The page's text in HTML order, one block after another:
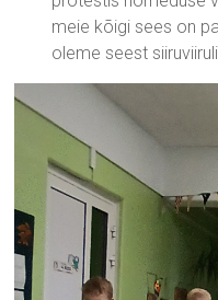
meie kõigi sees on
oleme seest